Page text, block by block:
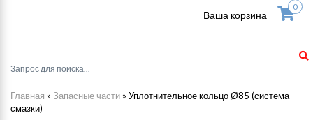
Ваша корзина
0
Главная » Запасные части » Уплотнительное кольцо Ø85 (система
смазки)